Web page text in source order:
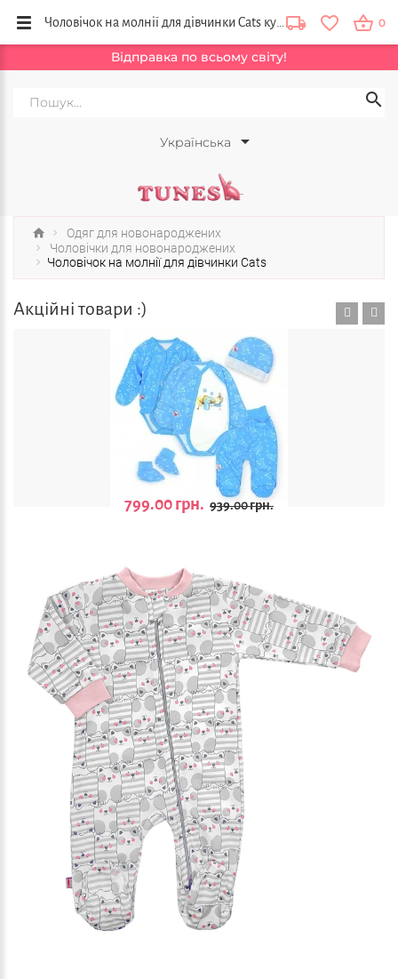
Відправка по всьому світу!
Українська
0
Одяг для новонароджених
Чоловічки для новонароджених
Чоловічок на молнії для дівчинки Cats
Акційні товари :)
799.00 грн. 939.00 грн.